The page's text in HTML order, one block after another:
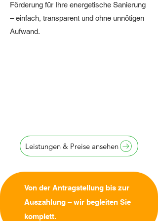
Förderung für Ihre energetische Sanierung
– einfach, transparent und ohne unnötigen
Aufwand.
Leistungen & Preise ansehen
Von der Antragstellung bis zur
Auszahlung – wir begleiten Sie
komplett.